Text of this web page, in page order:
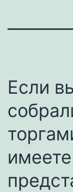
Если